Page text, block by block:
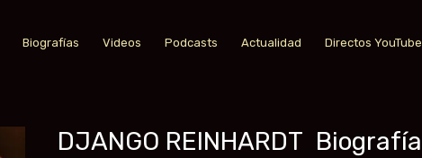
Biografías Videos Podcasts Actualidad Directos YouTube
DJANGO REINHARDT Biografía